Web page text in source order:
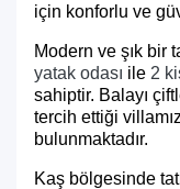
için konforlu ve
Modern ve şık bir
yatak odası ile 2
sahiptir. Balayı
tercih ettiği
bulunmaktadır.
Kaş bölgesinde